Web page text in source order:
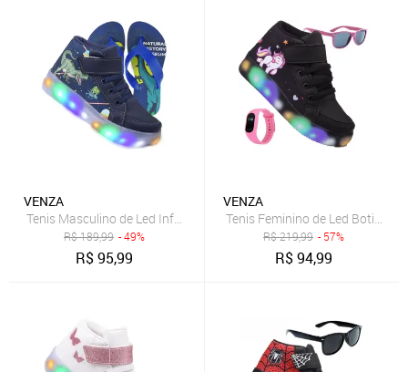
VENZA
Tenis Masculino de Led Infantil Botinha Dinossauro Calce Facil
R$189,99 - 49%
R$95,99
VENZA
Tenis Feminino de Led Botinha
R$219,99 - 57%
R$94,99